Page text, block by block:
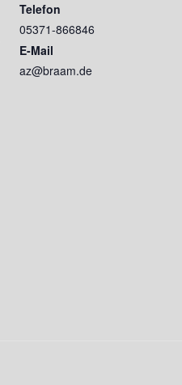
Telefon
05371-866846
E-Mail
az@braam.de